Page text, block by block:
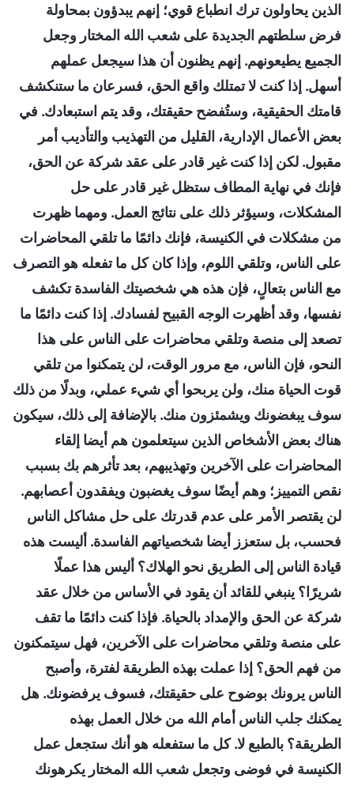
الذين يحاولون ترك انطباع قوي؛ إنهم يبدؤون بمحاولة
فرض سلطتهم الجديدة على شعب الله المختار وجعل
الجميع يطيعونهم. إنهم يظنون أن هذا سيجعل عملهم
أسهل. إذا كنت لا تمتلك واقع الحق، فسرعان ما ستنكشف
قامتك الحقيقية، وستُفضح حقيقتك، وقد يتم استبعادك. في
بعض الأعمال الإدارية، القليل من التهذيب والتأديب أمر
مقبول. لكن إذا كنت غير قادر على عقد شركة عن الحق،
فإنك في نهاية المطاف ستظل غير قادر على حل
المشكلات، وسيؤثر ذلك على نتائج العمل. ومهما ظهرت
من مشكلات في الكنيسة، فإنك دائمًا ما تلقي المحاضرات
على الناس، وتلقي اللوم، وإذا كان كل ما تفعله هو التصرف
مع الناس بتعالٍ، فإن هذه هي شخصيتك الفاسدة تكشف
نفسها، وقد أظهرت الوجه القبيح لفسادك. إذا كنت دائمًا ما
تصعد إلى منصة وتلقي محاضرات على الناس على هذا
النحو، فإن الناس، مع مرور الوقت، لن يتمكنوا من تلقي
قوت الحياة منك، ولن يربحوا أي شيء عملي، وبدلًا من ذلك
سوف يبغضونك ويشمئزون منك. بالإضافة إلى ذلك، سيكون
هناك بعض الأشخاص الذين سيتعلمون هم أيضا إلقاء
المحاضرات على الآخرين وتهذيبهم، بعد تأثرهم بك بسبب
نقص التمييز؛ وهم أيضًا سوف يغضبون ويفقدون أعصابهم.
لن يقتصر الأمر على عدم قدرتك على حل مشاكل الناس
فحسب، بل ستعزز أيضا شخصياتهم الفاسدة. أليست هذه
قيادة الناس إلى الطريق نحو الهلاك؟ أليس هذا عملًا
شريرًا؟ ينبغي للقائد أن يقود في الأساس من خلال عقد
شركة عن الحق والإمداد بالحياة. فإذا كنت دائمًا ما تقف
على منصة وتلقي محاضرات على الآخرين، فهل سيتمكنون
من فهم الحق؟ إذا عملت بهذه الطريقة لفترة، وأصبح
الناس يرونك بوضوح على حقيقتك، فسوف يرفضونك. هل
يمكنك جلب الناس أمام الله من خلال العمل بهذه
الطريقة؟ بالطبع لا. كل ما ستفعله هو أنك ستجعل عمل
الكنيسة في فوضى وتجعل شعب الله المختار يكرهونك